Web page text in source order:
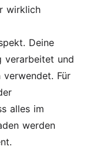
wirklich
Deine
verarbeitet und
Für
alles im
werden